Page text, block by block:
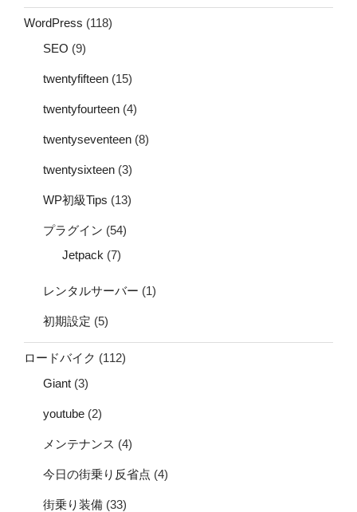
WordPress (118)
SEO (9)
twentyfifteen (15)
twentyfourteen (4)
twentyseventeen (8)
twentysixteen (3)
WP初級Tips (13)
プラグイン (54)
Jetpack (7)
レンタルサーバー (1)
初期設定 (5)
ロードバイク (112)
Giant (3)
youtube (2)
メンテナンス (4)
今日の街乗り反省点 (4)
街乗り装備 (33)